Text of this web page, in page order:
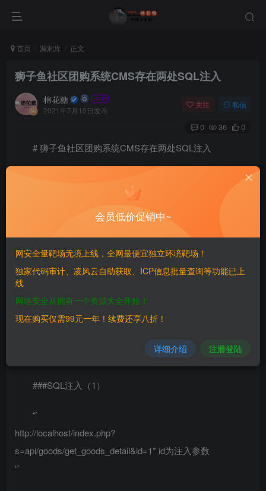
首页 漏洞库 正文
狮子鱼社区团购系统CMS存在两处SQL注入
棉花糖
2021年7月15日发布
关注 私信
0 36 0
# 狮子鱼社区团购系统CMS存在两处SQL注入
## 漏洞影响
> 狮子鱼社区团购系统
## FOFA
> “/seller.php?s=/Public/login”
###SQL注入（1）
“`
http://localhost/index.php?
s=api/goods/get_goods_detail&id=1* id为注入参数
“`
会员低价促销中~
网安全量靶场无境上线，全网最便宜独立环境靶场！
独家代码审计、凌风云自助获取、ICP信息批量查询等功能已上
线
网络安全从拥有一个资源大全开始！
现在购买仅需99元一年！续费还享八折！
详细介绍 注册登陆